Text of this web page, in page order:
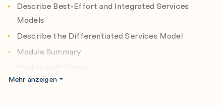
Describe Best-Effort and Integrated Services
Models
Describe the Differentiated Services Model
Module Summary
Mehr anzeigen